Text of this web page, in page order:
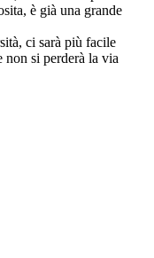
è già una grande
ci sarà più facile
si perderà la via